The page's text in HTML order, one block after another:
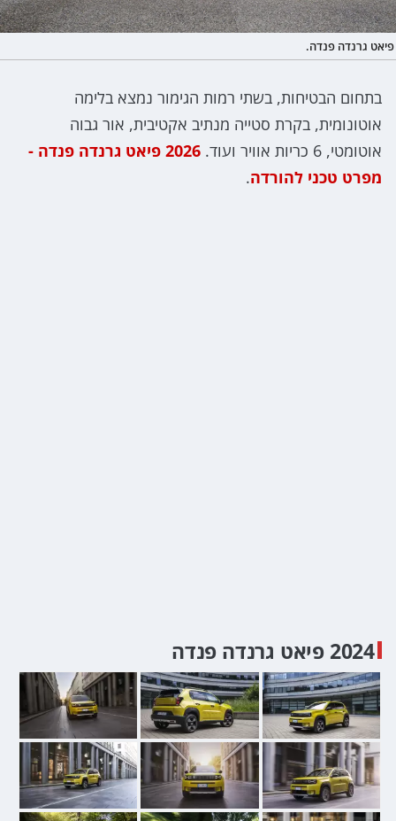
פיאט גרנדה פנדה.
בתחום הבטיחות, בשתי רמות הגימור נמצא בלימה
אוטונומית, בקרת סטייה מנתיב אקטיבית, אור גבוה
אוטומטי, 6 כריות אוויר ועוד.
2026 פיאט גרנדה פנדה -
מפרט טכני להורדה.
2024 פיאט גרנדה פנדה